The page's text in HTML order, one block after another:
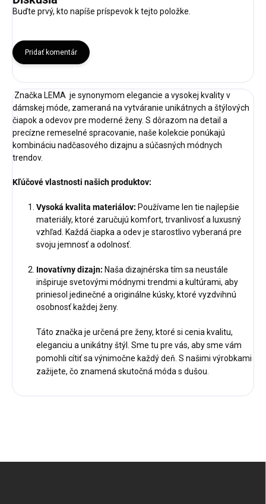
Buďte prvý, kto napíše príspevok k tejto položke.
Pridať komentár
Značka LEMA je synonymom elegancie a vysokej kvality v
dámskej móde, zameraná na vytváranie unikátnych a štýlových
čiapok a odevov pre moderné ženy. S dôrazom na detail a
precízne remeselné spracovanie, naše kolekcie ponúkajú
kombináciu nadčasového dizajnu a súčasných módnych
trendov.
Kľúčové vlastnosti našich produktov:
Vysoká kvalita materiálov: Používame len tie najlepšie
materiály, ktoré zaručujú komfort, trvanlivosť a luxusný
vzhľad. Každá čiapka a odev je starostlivo vyberaná pre
svoju jemnosť a odolnosť.
Inovatívny dizajn: Naša dizajnérska tím sa neustále
inšpiruje svetovými módnymi trendmi a kultúrami, aby
priniesol jedinečné a originálne kúsky, ktoré vyzdvihnú
osobnosť každej ženy.
Táto značka je určená pre ženy, ktoré si cenia kvalitu,
eleganciu a unikátny štýl. Sme tu pre vás, aby sme vám
pomohli cítiť sa výnimočne každý deň. S našimi výrobkami
zažijete, čo znamená skutočná móda s dušou.